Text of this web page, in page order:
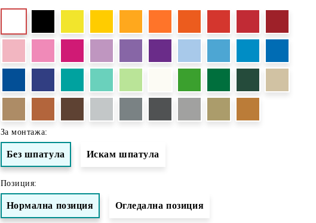
За монтажа:
Без шпатула Искам шпатула
Позиция:
Нормалнa позиция Огледална позиция